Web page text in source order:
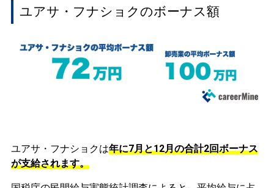
ユアサ・フナショクのボーナス額
ユアサ・フナショクは年に7月と12月の合計2回ボーナス
が支給されます。